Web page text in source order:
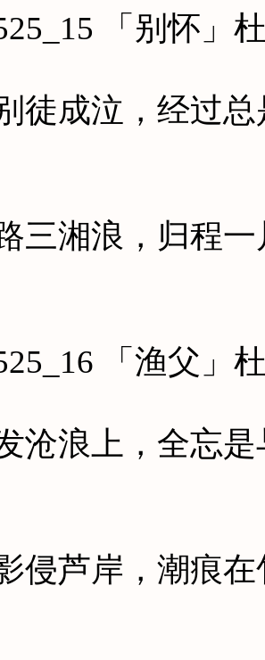
「别怀」
成泣，经过总
湘浪，归程一
「渔父」
浪上，全忘是
芦岸，潮痕在